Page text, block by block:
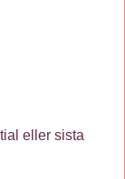
eller sista